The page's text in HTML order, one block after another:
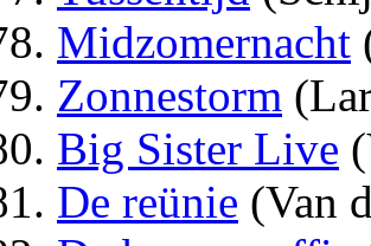
Midzomernacht
Zonnestorm
Big Sister Live
De reünie (Van